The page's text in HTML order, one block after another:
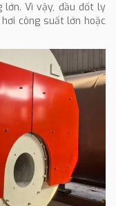
lớn. Vì vậy, đầu đốt ly
công suất lớn hoặc